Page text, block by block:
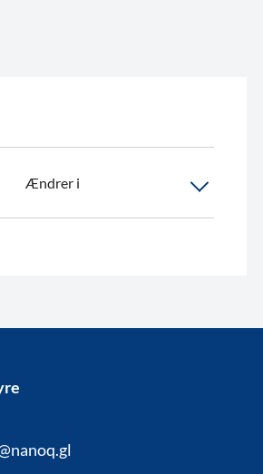
Ændrer i